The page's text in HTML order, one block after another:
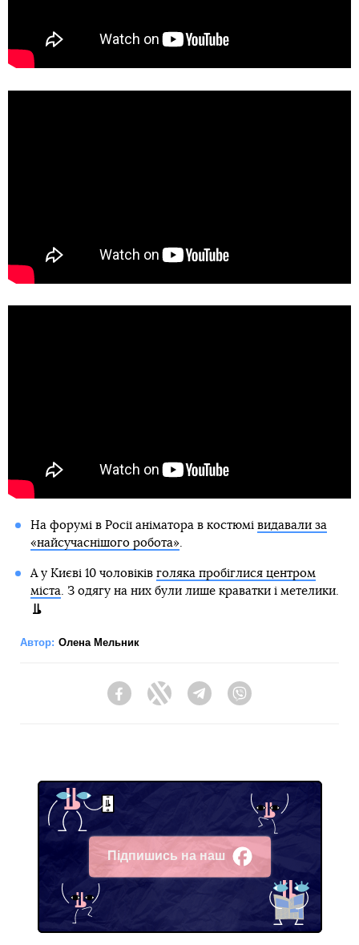
На форумі в Росії аніматора в костюмі видавали за
«найсучаснішого робота».
А у Києві 10 чоловіків голяка пробіглися центром
міста . З одягу на них були лише краватки і метелики.
Автор: Олена Мельник
FacebookTwitter Telegram
Підпишись на наш
Facebook